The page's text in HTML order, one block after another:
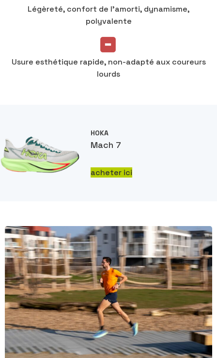
Légèreté, confort de l’amorti, dynamisme,
polyvalente
Usure esthétique rapide, non-adapté aux coureurs
lourds
HOKA
Mach 7
acheter ici